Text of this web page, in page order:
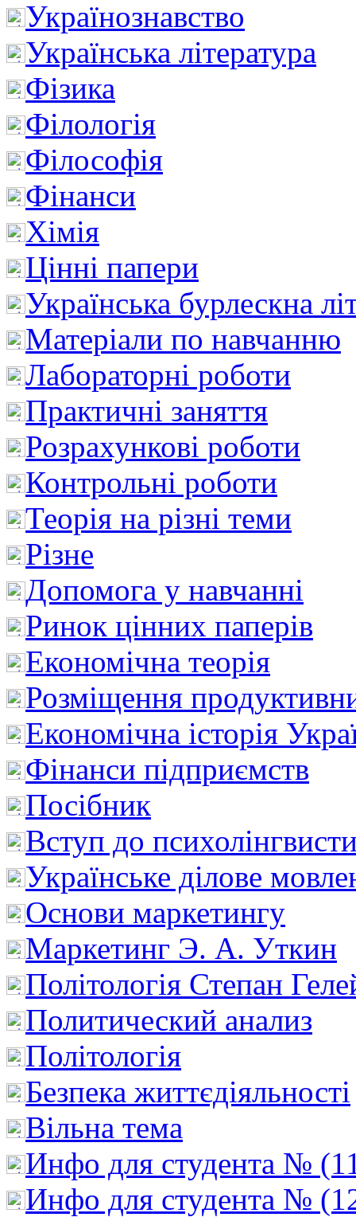
Українознавство
Українська література
Фізика
Філологія
Філософія
Фінанси
Хімія
Цінні папери
Українська бурлескна
Матеріали по навчанню
Лабораторні роботи
Практичні заняття
Розрахункові роботи
Контрольні роботи
Теорія на різні теми
Різне
Допомога у навчанні
Ринок цінних паперів
Економічна теорія
Розміщення
Економічна історія
Фінанси підприємств
Посібник
Вступ до
Українське ділове
Основи маркетингу
Маркетинг Э. А. Уткин
Політологія Степан
Политический анализ
Політологія
Безпека життєдіяльності
Вільна тема
Инфо для студента №
Инфо для студента №